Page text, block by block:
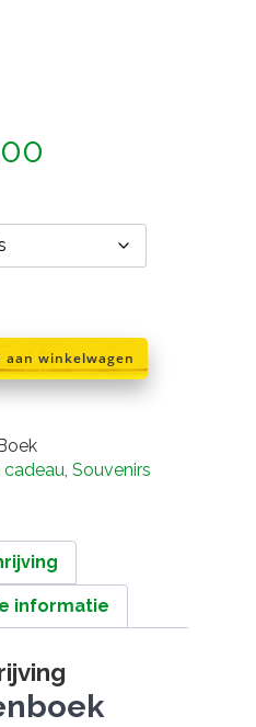
aan winkelwagen
Souvenirs
informatie